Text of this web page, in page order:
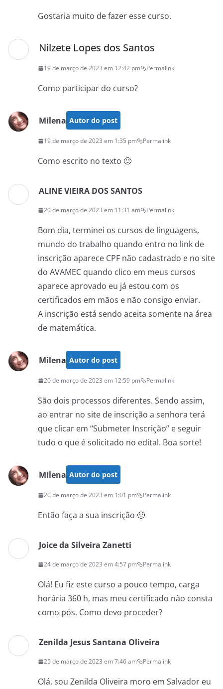
Gostaria muito de fazer esse curso.
Nilzete Lopes dos Santos
19 de março de 2023 em 12:42 pm Permalink
Como participar do curso?
Milena Autor do post
19 de março de 2023 em 1:35 pm Permalink
Como escrito no texto 🙂
ALINE VIEIRA DOS SANTOS
20 de março de 2023 em 11:31 am Permalink
Bom dia, terminei os cursos de linguagens,
mundo do trabalho quando entro no link de
inscrição aparece CPF não cadastrado e no site
do AVAMEC quando clico em meus cursos
aparece aprovado eu já estou com os
certificados em mãos e não consigo enviar.
A inscrição está sendo aceita somente na área
de matemática.
Milena Autor do post
20 de março de 2023 em 12:59 pm Permalink
São dois processos diferentes. Sendo assim,
ao entrar no site de inscrição a senhora terá
que clicar em “Submeter Inscrição” e seguir
tudo o que é solicitado no edital. Boa sorte!
Milena Autor do post
20 de março de 2023 em 1:01 pm Permalink
Então faça a sua inscrição 🙂
Joice da Silveira Zanetti
24 de março de 2023 em 4:57 pm Permalink
Olá! Eu fiz este curso a pouco tempo, carga
horária 360 h, mas meu certificado não consta
como pós. Como devo proceder?
Zenilda Jesus Santana Oliveira
25 de março de 2023 em 7:46 am Permalink
Olá, sou Zenilda Oliveira moro em Salvador eu